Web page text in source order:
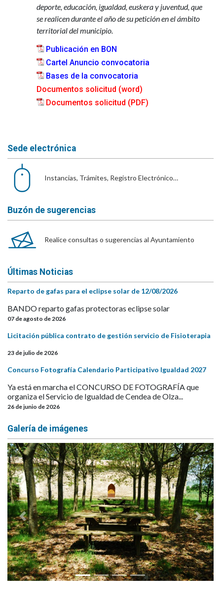
deporte, educación, igualdad, euskera y juventud, que
se realicen durante el año de su petición en el ámbito
territorial del municipio.
Publicación en BON
Cartel Anuncio convocatoria
Bases de la convocatoria
Documentos solicitud (word)
Documentos solicitud (PDF)
Sede electrónica
Instancias, Trámites, Registro Electrónico…
Buzón de sugerencias
Realice consultas o sugerencias al Ayuntamiento
Últimas Noticias
Reparto de gafas para el eclipse solar de 12/08/2026
BANDO reparto gafas protectoras eclipse solar
07 de agosto de 2026
Licitación pública contrato de gestión servicio de Fisioterapia
23 de julio de 2026
Concurso Fotografía Calendario Participativo Igualdad 2027
Ya está en marcha el CONCURSO DE FOTOGRAFÍA que
organiza el Servicio de Igualdad de Cendea de Olza...
26 de junio de 2026
Galería de imágenes
Anterior